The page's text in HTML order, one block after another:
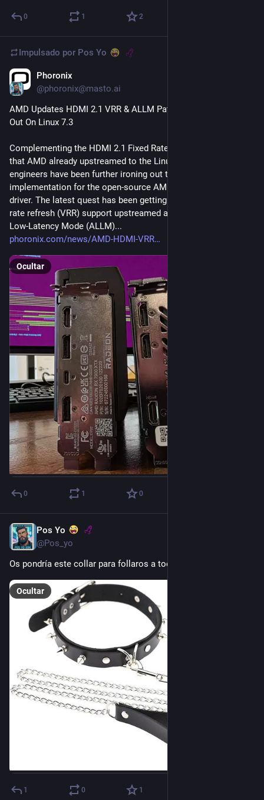
0 1 2
Impulsado por Pos Yo
Phoronix
@phoronix@masto.ai
AMD Updates HDMI 2.1 VRR & ALLM Patches But Will Miss
Out On Linux 7.3
Complementing the HDMI 2.1 Fixed Rate Link (FRL) support
that AMD already upstreamed to the Linux kernel, AMD
engineers have been further ironing out their HDMI 2.1
implementation for the open-source AMDGPU Linux kernel
driver. The latest quest has been getting HDMI 2.1 variable
rate refresh (VRR) support upstreamed along with HDMI Auto
Low-Latency Mode (ALLM)...
phoronix.com/news/AMD-HDMI-VRR
Ocultar
0 1 0
Pos Yo
@Pos_yo
Os pondría este collar para follaros a todos/as como perras...
Ocultar
1 0 1